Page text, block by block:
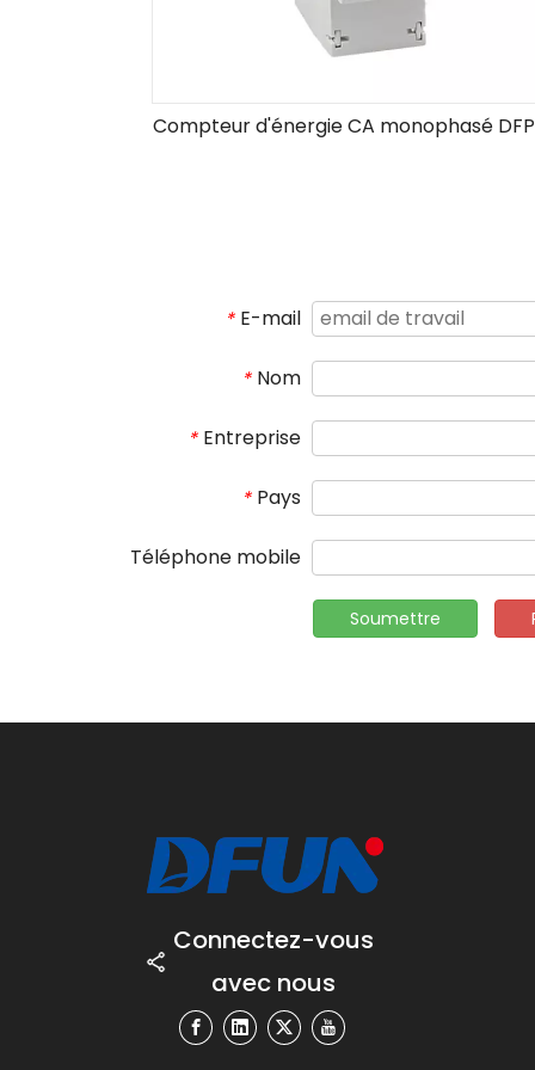
Compteur d'énergie CA monophasé
* E-mail
* Nom
* Entreprise
* Pays
Téléphone mobile
Soumettre
Connectez-vous
avec nous